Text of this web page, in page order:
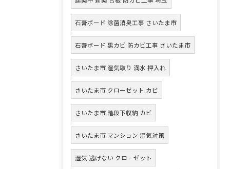
石膏ボード 除菌消臭工事 さいたま市
石膏ボード 黒カビ 防カビ工事 さいたま市
さいたま市 湿気取り 満水 押入れ
さいたま市 クローゼット カビ
さいたま市 階段下収納 カビ
さいたま市 マンション 湿気対策
湿気 逃げない クローゼット